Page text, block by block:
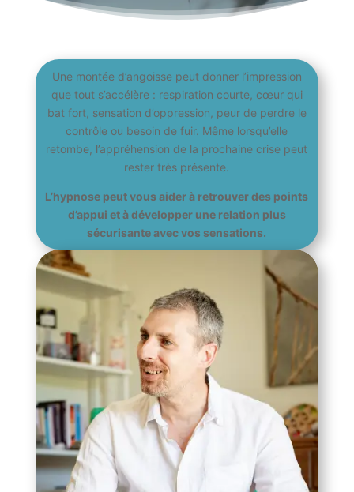
Une montée d’angoisse peut donner l’impression
que tout s’accélère : respiration courte, cœur qui
bat fort, sensation d’oppression, peur de perdre le
contrôle ou besoin de fuir. Même lorsqu’elle
retombe, l’appréhension de la prochaine crise peut
rester très présente.
L’hypnose peut vous aider à retrouver des points
d’appui et à développer une relation plus
sécurisante avec vos sensations.